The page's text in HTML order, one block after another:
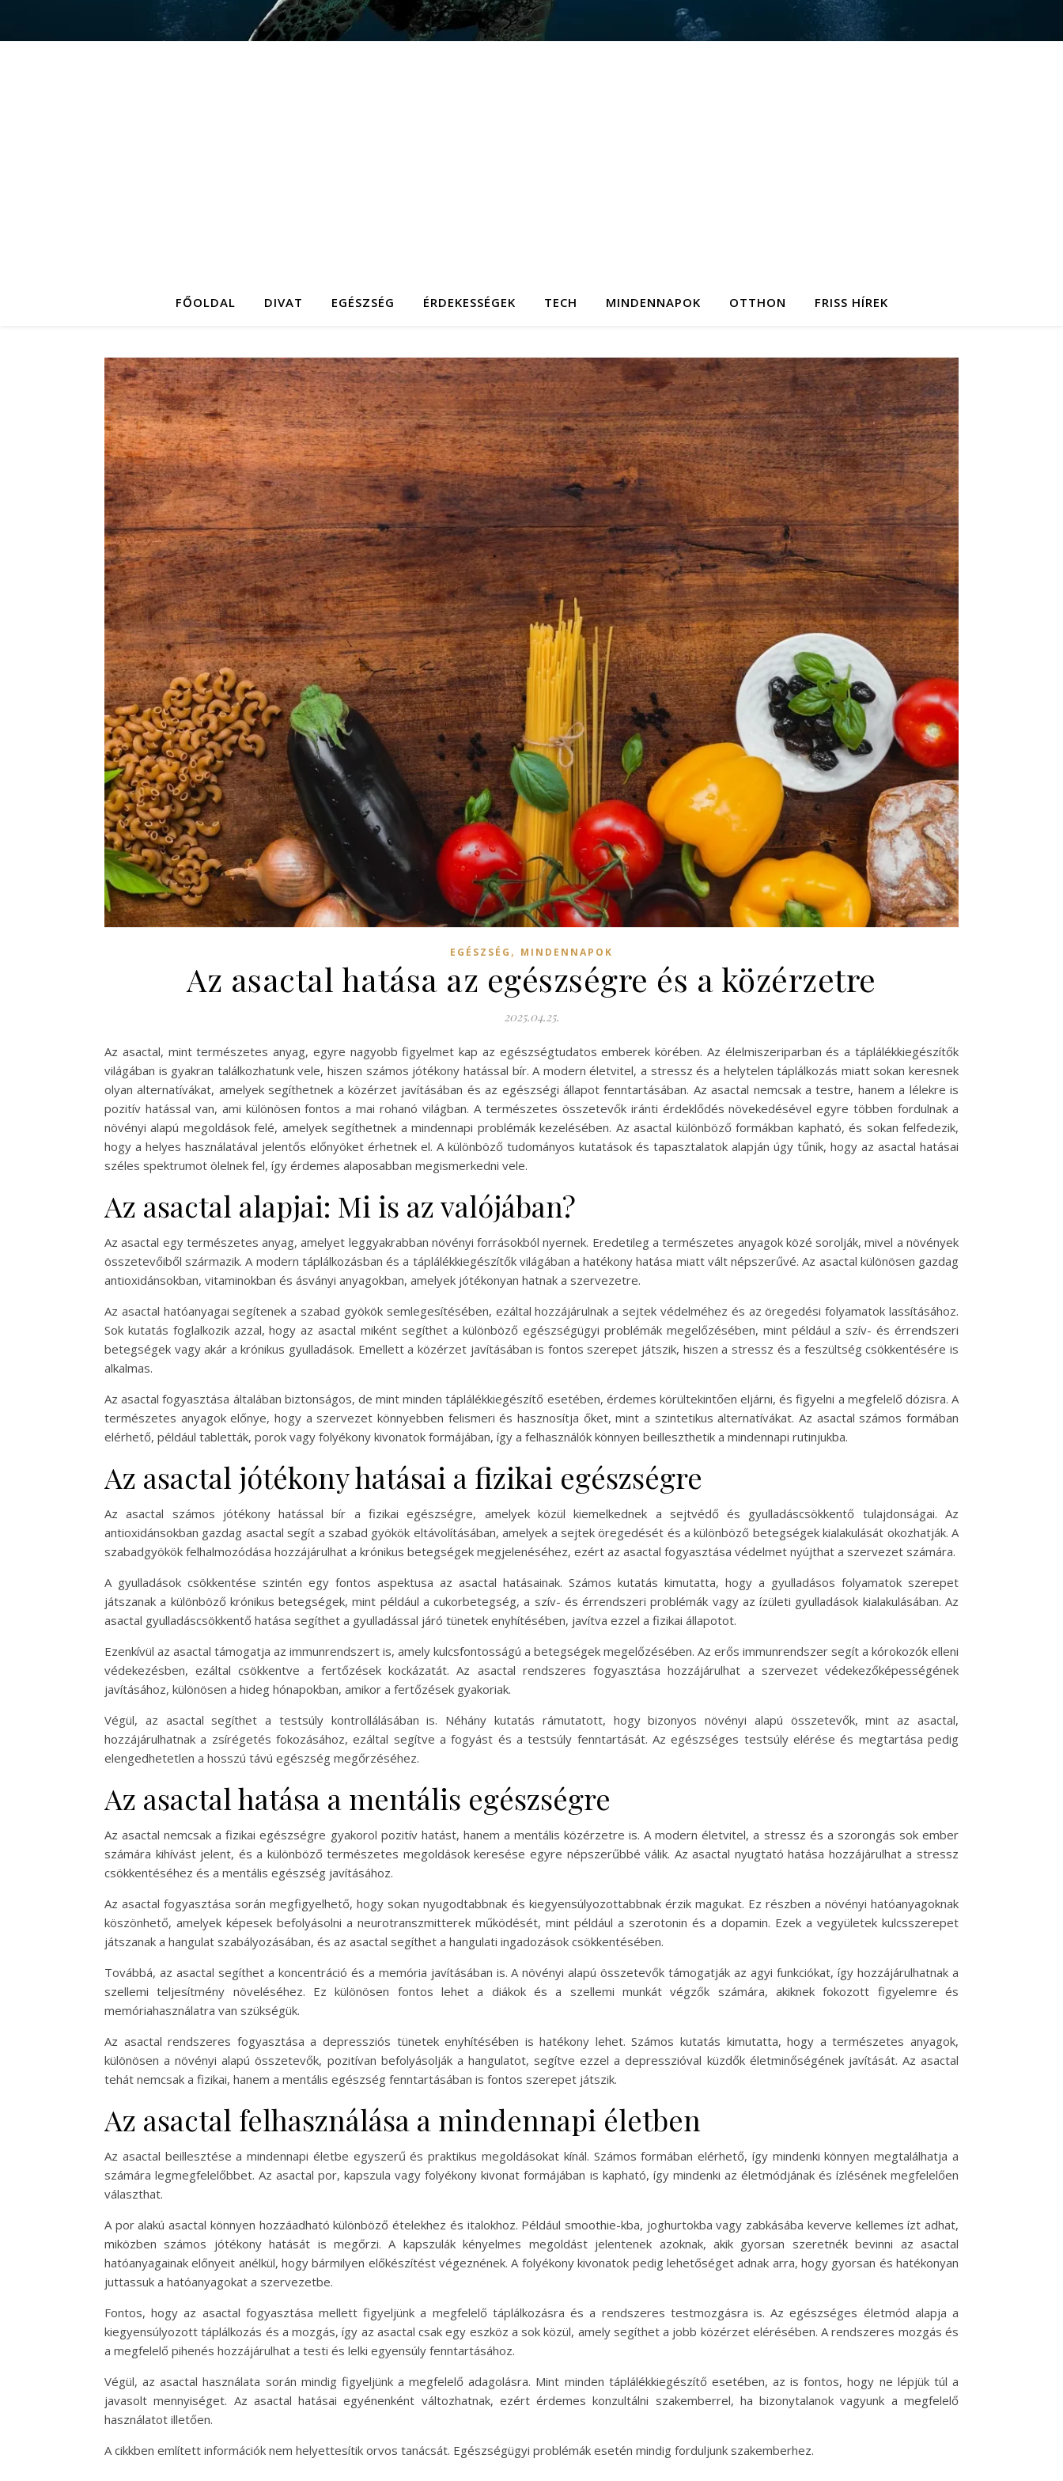
FŐOLDAL DIVAT EGÉSZSÉG ÉRDEKESSÉGEK TECH MINDENNAPOK OTTHON FRISS HÍREK
EGÉSZSÉG , MINDENNAPOK
Az asactal hatása az egészségre és a közérzetre
2025.04.25.
Az asactal, mint természetes anyag, egyre nagyobb figyelmet kap az egészségtudatos emberek körében. Az élelmiszeriparban és a táplálékkiegészítők
világában is gyakran találkozhatunk vele, hiszen számos jótékony hatással bír. A modern életvitel, a stressz és a helytelen táplálkozás miatt sokan keresnek
olyan alternatívákat, amelyek segíthetnek a közérzet javításában és az egészségi állapot fenntartásában. Az asactal nemcsak a testre, hanem a lélekre is
pozitív hatással van, ami különösen fontos a mai rohanó világban. A természetes összetevők iránti érdeklődés növekedésével egyre többen fordulnak a
növényi alapú megoldások felé, amelyek segíthetnek a mindennapi problémák kezelésében. Az asactal különböző formákban kapható, és sokan felfedezik,
hogy a helyes használatával jelentős előnyöket érhetnek el. A különböző tudományos kutatások és tapasztalatok alapján úgy tűnik, hogy az asactal hatásai
széles spektrumot ölelnek fel, így érdemes alaposabban megismerkedni vele.
Az asactal alapjai: Mi is az valójában?
Az asactal egy természetes anyag, amelyet leggyakrabban növényi forrásokból nyernek. Eredetileg a természetes anyagok közé sorolják, mivel a növények
összetevőiből származik. A modern táplálkozásban és a táplálékkiegészítők világában a hatékony hatása miatt vált népszerűvé. Az asactal különösen gazdag
antioxidánsokban, vitaminokban és ásványi anyagokban, amelyek jótékonyan hatnak a szervezetre.
Az asactal hatóanyagai segítenek a szabad gyökök semlegesítésében, ezáltal hozzájárulnak a sejtek védelméhez és az öregedési folyamatok lassításához.
Sok kutatás foglalkozik azzal, hogy az asactal miként segíthet a különböző egészségügyi problémák megelőzésében, mint például a szív- és érrendszeri
betegségek vagy akár a krónikus gyulladások. Emellett a közérzet javításában is fontos szerepet játszik, hiszen a stressz és a feszültség csökkentésére is
alkalmas.
Az asactal fogyasztása általában biztonságos, de mint minden táplálékkiegészítő esetében, érdemes körültekintően eljárni, és figyelni a megfelelő dózisra. A
természetes anyagok előnye, hogy a szervezet könnyebben felismeri és hasznosítja őket, mint a szintetikus alternatívákat. Az asactal számos formában
elérhető, például tabletták, porok vagy folyékony kivonatok formájában, így a felhasználók könnyen beilleszthetik a mindennapi rutinjukba.
Az asactal jótékony hatásai a fizikai egészségre
Az asactal számos jótékony hatással bír a fizikai egészségre, amelyek közül kiemelkednek a sejtvédő és gyulladáscsökkentő tulajdonságai. Az
antioxidánsokban gazdag asactal segít a szabad gyökök eltávolításában, amelyek a sejtek öregedését és a különböző betegségek kialakulását okozhatják. A
szabadgyökök felhalmozódása hozzájárulhat a krónikus betegségek megjelenéséhez, ezért az asactal fogyasztása védelmet nyújthat a szervezet számára.
A gyulladások csökkentése szintén egy fontos aspektusa az asactal hatásainak. Számos kutatás kimutatta, hogy a gyulladásos folyamatok szerepet
játszanak a különböző krónikus betegségek, mint például a cukorbetegség, a szív- és érrendszeri problémák vagy az ízületi gyulladások kialakulásában. Az
asactal gyulladáscsökkentő hatása segíthet a gyulladással járó tünetek enyhítésében, javítva ezzel a fizikai állapotot.
Ezenkívül az asactal támogatja az immunrendszert is, amely kulcsfontosságú a betegségek megelőzésében. Az erős immunrendszer segít a kórokozók elleni
védekezésben, ezáltal csökkentve a fertőzések kockázatát. Az asactal rendszeres fogyasztása hozzájárulhat a szervezet védekezőképességének
javításához, különösen a hideg hónapokban, amikor a fertőzések gyakoriak.
Végül, az asactal segíthet a testsúly kontrollálásában is. Néhány kutatás rámutatott, hogy bizonyos növényi alapú összetevők, mint az asactal,
hozzájárulhatnak a zsírégetés fokozásához, ezáltal segítve a fogyást és a testsúly fenntartását. Az egészséges testsúly elérése és megtartása pedig
elengedhetetlen a hosszú távú egészség megőrzéséhez.
Az asactal hatása a mentális egészségre
Az asactal nemcsak a fizikai egészségre gyakorol pozitív hatást, hanem a mentális közérzetre is. A modern életvitel, a stressz és a szorongás sok ember
számára kihívást jelent, és a különböző természetes megoldások keresése egyre népszerűbbé válik. Az asactal nyugtató hatása hozzájárulhat a stressz
csökkentéséhez és a mentális egészség javításához.
Az asactal fogyasztása során megfigyelhető, hogy sokan nyugodtabbnak és kiegyensúlyozottabbnak érzik magukat. Ez részben a növényi hatóanyagoknak
köszönhető, amelyek képesek befolyásolni a neurotranszmitterek működését, mint például a szerotonin és a dopamin. Ezek a vegyületek kulcsszerepet
játszanak a hangulat szabályozásában, és az asactal segíthet a hangulati ingadozások csökkentésében.
Továbbá, az asactal segíthet a koncentráció és a memória javításában is. A növényi alapú összetevők támogatják az agyi funkciókat, így hozzájárulhatnak a
szellemi teljesítmény növeléséhez. Ez különösen fontos lehet a diákok és a szellemi munkát végzők számára, akiknek fokozott figyelemre és
memóriahasználatra van szükségük.
Az asactal rendszeres fogyasztása a depressziós tünetek enyhítésében is hatékony lehet. Számos kutatás kimutatta, hogy a természetes anyagok,
különösen a növényi alapú összetevők, pozitívan befolyásolják a hangulatot, segítve ezzel a depresszióval küzdők életminőségének javítását. Az asactal
tehát nemcsak a fizikai, hanem a mentális egészség fenntartásában is fontos szerepet játszik.
Az asactal felhasználása a mindennapi életben
Az asactal beillesztése a mindennapi életbe egyszerű és praktikus megoldásokat kínál. Számos formában elérhető, így mindenki könnyen megtalálhatja a
számára legmegfelelőbbet. Az asactal por, kapszula vagy folyékony kivonat formájában is kapható, így mindenki az életmódjának és ízlésének megfelelően
választhat.
A por alakú asactal könnyen hozzáadható különböző ételekhez és italokhoz. Például smoothie-kba, joghurtokba vagy zabkásába keverve kellemes ízt adhat,
miközben számos jótékony hatását is megőrzi. A kapszulák kényelmes megoldást jelentenek azoknak, akik gyorsan szeretnék bevinni az asactal
hatóanyagainak előnyeit anélkül, hogy bármilyen előkészítést végeznének. A folyékony kivonatok pedig lehetőséget adnak arra, hogy gyorsan és hatékonyan
juttassuk a hatóanyagokat a szervezetbe.
Fontos, hogy az asactal fogyasztása mellett figyeljünk a megfelelő táplálkozásra és a rendszeres testmozgásra is. Az egészséges életmód alapja a
kiegyensúlyozott táplálkozás és a mozgás, így az asactal csak egy eszköz a sok közül, amely segíthet a jobb közérzet elérésében. A rendszeres mozgás és
a megfelelő pihenés hozzájárulhat a testi és lelki egyensúly fenntartásához.
Végül, az asactal használata során mindig figyeljünk a megfelelő adagolásra. Mint minden táplálékkiegészítő esetében, az is fontos, hogy ne lépjük túl a
javasolt mennyiséget. Az asactal hatásai egyénenként változhatnak, ezért érdemes konzultálni szakemberrel, ha bizonytalanok vagyunk a megfelelő
használatot illetően.
A cikkben említett információk nem helyettesítik orvos tanácsát. Egészségügyi problémák esetén mindig forduljunk szakemberhez.